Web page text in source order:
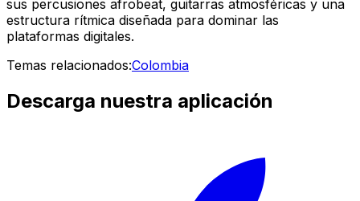
sus percusiones afrobeat, guitarras atmosféricas y una
estructura rítmica diseñada para dominar las
plataformas digitales.
Temas relacionados:Colombia
Descarga nuestra aplicación